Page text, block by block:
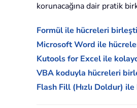
korunacağına dair pratik
Formül ile hücreleri
Microsoft Word ile
Kutools for Excel ile
VBA koduyla hücreleri
Flash Fill (Hızlı Doldur)